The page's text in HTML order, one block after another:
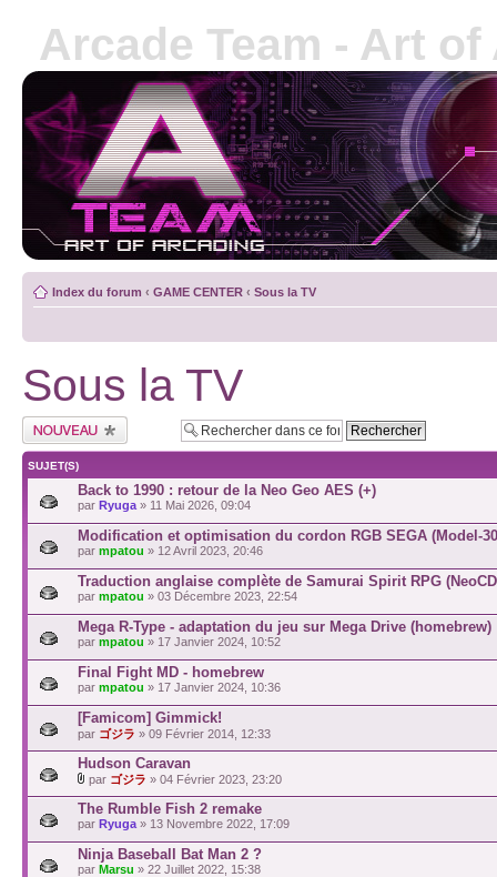
Arcade Team - Art
Index du forum ‹ GAME CENTER ‹ Sous la TV
Sous la TV
SUJET(S)
Back to 1990 : retour de la Neo Geo AES (+)
par Ryuga » 11 Mai 2026, 09:04
Modification et optimisation du cordon RGB SEGA (Model-
par mpatou » 12 Avril 2023, 20:46
Traduction anglaise complète de Samurai Spirit RPG
par mpatou » 03 Décembre 2023, 22:54
Mega R-Type - adaptation du jeu sur Mega Drive (homebrew)
par mpatou » 17 Janvier 2024, 10:52
Final Fight MD - homebrew
par mpatou » 17 Janvier 2024, 10:36
[Famicom] Gimmick!
par ゴジラ » 09 Février 2014, 12:33
Hudson Caravan
par ゴジラ » 04 Février 2023, 23:20
The Rumble Fish 2 remake
par Ryuga » 13 Novembre 2022, 17:09
Ninja Baseball Bat Man 2 ?
par Marsu » 22 Juillet 2022, 15:38